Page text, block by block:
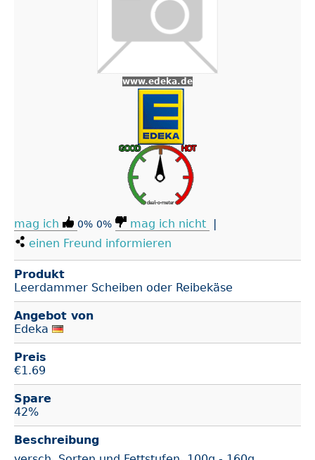
www.edeka.de
mag ich 0% 0% mag ich nicht
|
einen Freund informieren
Produkt
Leerdammer Scheiben oder Reibekäse
Angebot von
Edeka
Preis
€1.69
Spare
42%
Beschreibung